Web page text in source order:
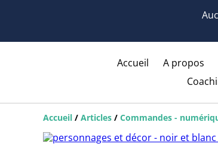
Accueil A propos
Accueil / Articles / Commandes -